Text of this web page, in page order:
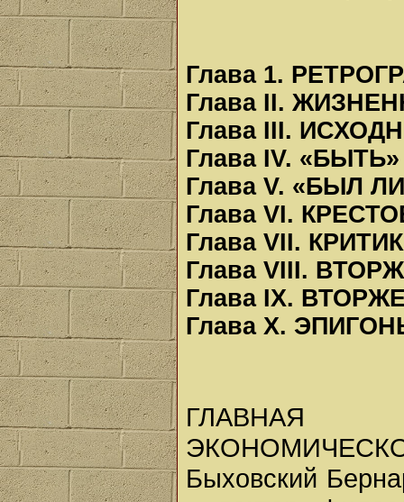
Глава 1.
Глава II.
Глава III.
Глава IV.
Глава V. «БЫЛ
Глава VI.
Глава VII.
Глава VIII.
Глава IX.
Глава X.
ГЛАВНАЯ
Быховский